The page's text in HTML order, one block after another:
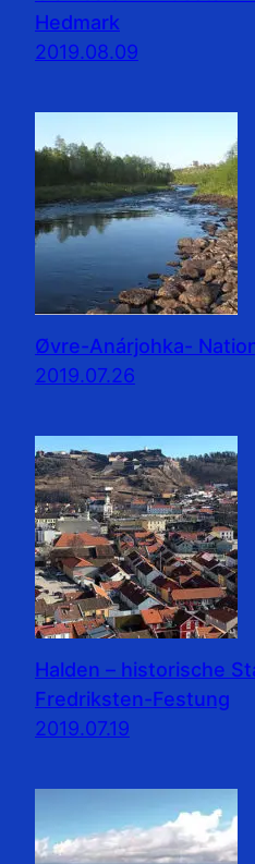
Hedmark
2019.08.09
Øvre-Anárjohka-
2019.07.26
Halden – historische
Fredriksten-Festung
2019.07.19